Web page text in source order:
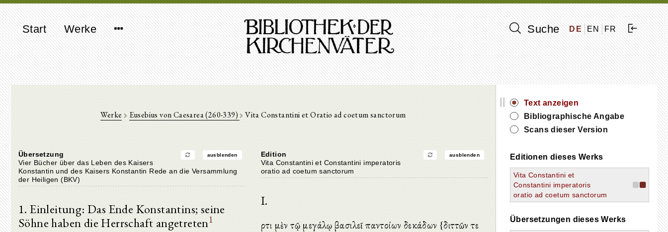
Start Werke Suche DE EN FR
Werke Eusebius von Caesarea (260-339) Vita Constantini et Oratio ad coetum sanctorum
Übersetzung ausblenden
Vier Bücher über das Leben des Kaisers
Konstantin und des Kaisers Konstantin Rede an die Versammlung
der Heiligen (BKV)
1. Einleitung: Das Ende Konstantins; seine
Söhne haben die Herrschaft angetreten1
Edition ausblenden
Vita Constantini et Constantini imperatoris
oratio ad coetum sanctorum
I.
Ἄρτι μὲν τῷ μεγάλῳ βασιλεῖ παντοίων δεκάδων {διττῶν τε
||
Text anzeigen
Bibliographische Angabe
Scans dieser Version
Editionen dieses Werks
Vita Constantini et
Constantini imperatoris
oratio ad coetum sanctorum
Übersetzungen dieses Werks